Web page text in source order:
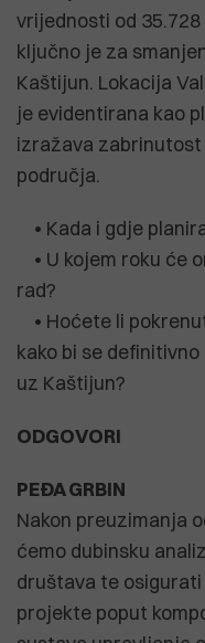
vrijednosti od
ključno je za
Kaštijun. Lokacija
je evidentirana kao
izražava
područja.
• Kada i gdje
• U kojem roku će
rad?
• Hoćete li
kako bi se
uz Kaštijun?
ODGOVORI
PEĐA GRBIN
Nakon preuzimanja
ćemo dubinsku
društava te
projekte poput